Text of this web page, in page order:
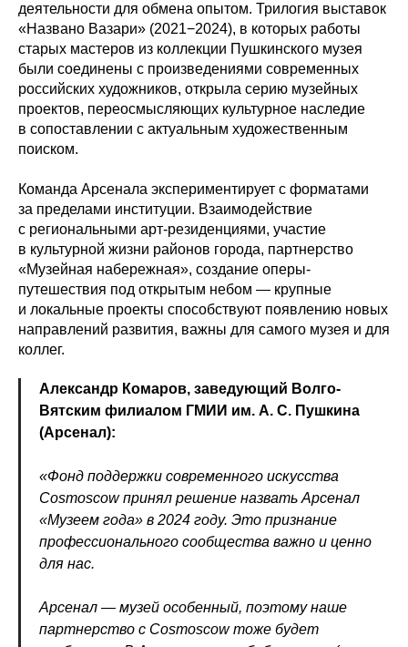
деятельности для обмена опытом. Трилогия выставок
«Названо Вазари» (2021−2024), в которых работы
старых мастеров из коллекции Пушкинского музея
были соединены с произведениями современных
российских художников, открыла серию музейных
проектов, переосмысляющих культурное наследие
в сопоставлении с актуальным художественным
поиском.
Команда Арсенала экспериментирует с форматами
за пределами институции. Взаимодействие
с региональными арт-резиденциями, участие
в культурной жизни районов города, партнерство
«Музейная набережная», создание оперы-
путешествия под открытым небом — крупные
и локальные проекты способствуют появлению новых
направлений развития, важны для самого музея и для
коллег.
Александр Комаров, заведующий Волго-
Вятским филиалом ГМИИ им. А. С. Пушкина
(Арсенал):
«Фонд поддержки современного искусства
Cosmoscow принял решение назвать Арсенал
«Музеем года» в 2024 году. Это признание
профессионального сообщества важно и ценно
для нас.
Арсенал — музей особенный, поэтому наше
партнерство с Cosmoscow тоже будет